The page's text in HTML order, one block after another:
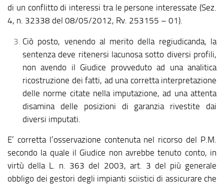
di un conflitto di interessi tra le persone interessate (Sez.
4, n. 32338 del 08/05/2012, Rv. 253155 – 01).
Ciò posto, venendo al merito della regiudicanda, la
sentenza deve ritenersi lacunosa sotto diversi profili,
non avendo il Giudice provveduto ad una analitica
ricostruzione dei fatti, ad una corretta interpretazione
delle norme citate nella imputazione, ad una attenta
disamina delle posizioni di garanzia rivestite dai
diversi imputati.
E’ corretta l’osservazione contenuta nel ricorso del P.M.
secondo la quale il Giudice non avrebbe tenuto conto, in
virtù della L. n. 363 del 2003, art. 3 del più generale
obbligo dei gestori degli impianti sciistici di assicurare che